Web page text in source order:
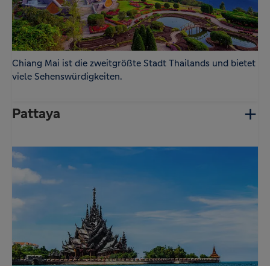
Chiang Mai ist die zweitgrößte Stadt Thailands und bietet
viele Sehenswürdigkeiten.
Pattaya